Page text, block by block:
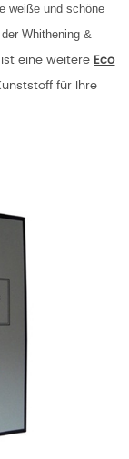
weiße und schöne
Whithening &
ist eine weitere Eco
für Ihre